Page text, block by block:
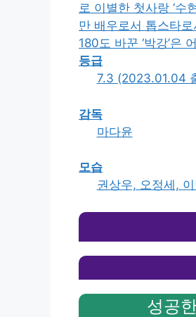
로 이별한 첫사랑 ‘수
만 배우로서 톱스타
180도 바꾼 ‘박강’은
등급
7.3 (2023.01.04
감독
마다윤
모습
권상우, 오정세,
성공